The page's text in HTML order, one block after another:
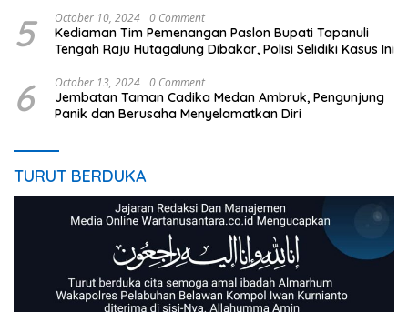
5 October 10, 2024 0 Comment
Kediaman Tim Pemenangan Paslon Bupati Tapanuli
Tengah Raju Hutagalung Dibakar, Polisi Selidiki Kasus Ini
6 October 13, 2024 0 Comment
Jembatan Taman Cadika Medan Ambruk, Pengunjung
Panik dan Berusaha Menyelamatkan Diri
TURUT BERDUKA